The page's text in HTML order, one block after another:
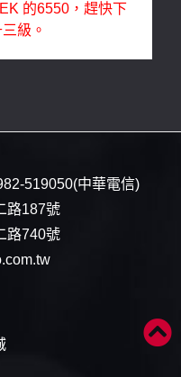
的6550，趕快下
級。
519050(中華電信)
路187號
路740號